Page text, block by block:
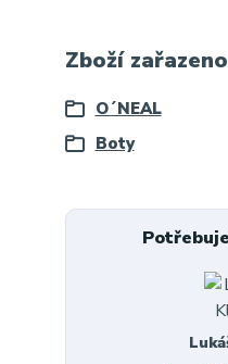
Zboží
O´NEAL
Boty